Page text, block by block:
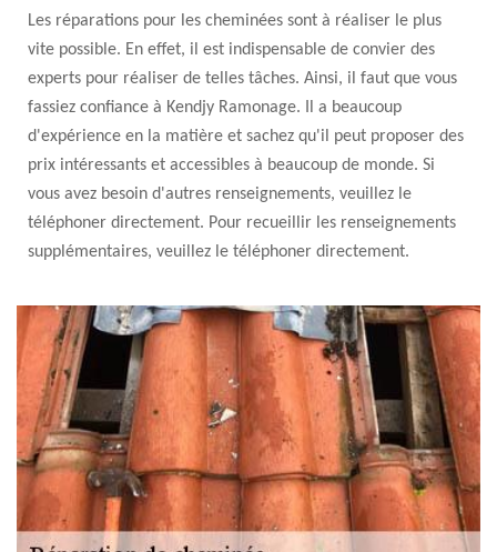
Les réparations pour les cheminées sont à réaliser le plus
vite possible. En effet, il est indispensable de convier des
experts pour réaliser de telles tâches. Ainsi, il faut que vous
fassiez confiance à Kendjy Ramonage. Il a beaucoup
d'expérience en la matière et sachez qu'il peut proposer des
prix intéressants et accessibles à beaucoup de monde. Si
vous avez besoin d'autres renseignements, veuillez le
téléphoner directement. Pour recueillir les renseignements
supplémentaires, veuillez le téléphoner directement.